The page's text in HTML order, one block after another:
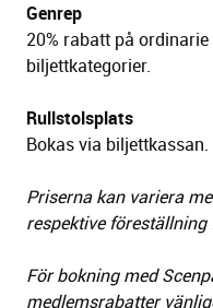
Genrep
20% rabatt på
biljettkategorier.
Rullstolsplats
Bokas via
Priserna kan variera
respektive föreställning
För bokning med
medlemsrabatter